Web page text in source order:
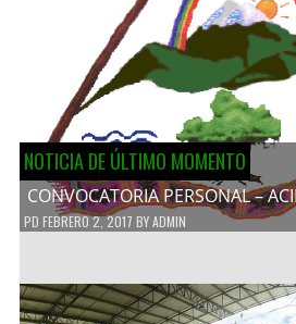
NOTICIA DE ÚLTIMO MOMENTO
CONVOCATORIA PERSONAL –
PD FEBRERO 2, 2017 BYADMIN